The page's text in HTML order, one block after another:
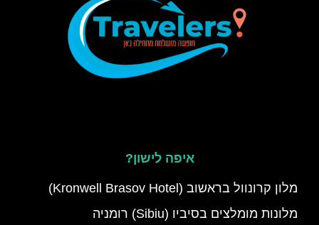
איפה לישון?
מלון קרונוול בראשוב (Kronwell Brasov Hotel)
מלונות מומלצים בסיביו (Sibiu) רומניה